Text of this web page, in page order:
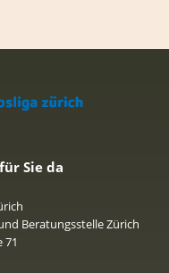
Sie da
Beratungsstelle Zürich
71